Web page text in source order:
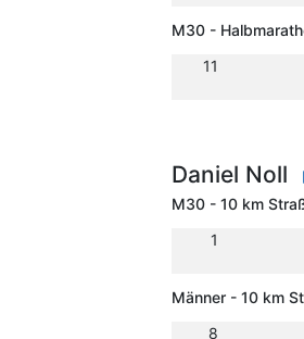
M30 -
11
Daniel Noll
M30 - 10 km
1
Männer - 10 km
8